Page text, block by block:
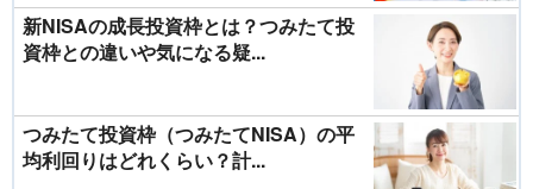
新NISAの成長投資枠とは？つみたて投
資枠との違いや気になる疑...
つみたて投資枠（つみたてNISA）の平
均利回りはどれくらい？計...